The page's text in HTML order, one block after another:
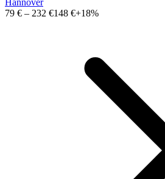
Hannover
79 € – 232 €148 €+18%